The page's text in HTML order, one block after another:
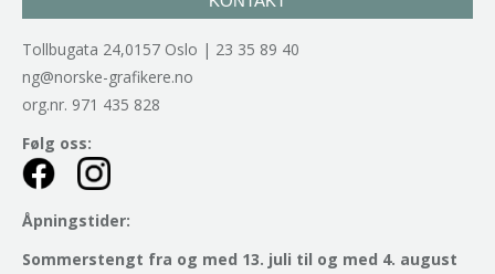
Tollbugata 24,0157 Oslo | 23 35 89 40
ng@norske-grafikere.no
org.nr. 971 435 828
Følg oss:
Åpningstider:
Sommerstengt fra og med 13. juli til og med 4. august